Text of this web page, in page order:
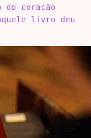
do coração
livro deu